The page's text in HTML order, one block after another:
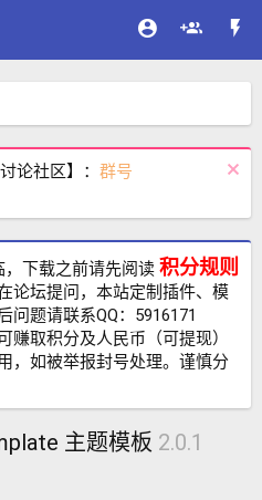
论社区】： 群号
下载之前请先阅读 积分规则
论坛提问，本站定制插件、模
问题请联系QQ：5916171
赚取积分及人民币（可提现）
，如被举报封号处理。谨慎分
主题模板 2.0.1